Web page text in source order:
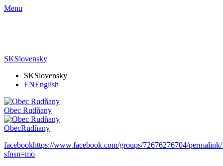
Menu
SKSlovensky
SKSlovensky
ENEnglish
Obec Rudňany
ObecRudňany
facebookhttps://www.facebook.com/groups/72676276704/
sfnsn=mo